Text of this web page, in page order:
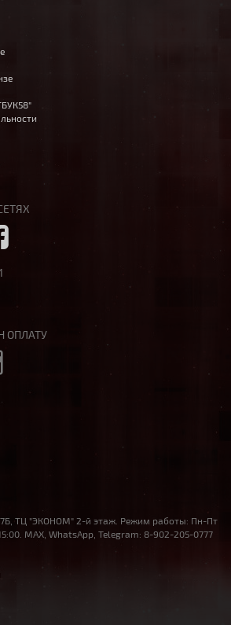
ОПЛАТУ
7Б, ТЦ "ЭКОНОМ" 2-й этаж. Режим работы: Пн-Пт
MAX, WhatsApp, Telegram: 8-902-205-0777